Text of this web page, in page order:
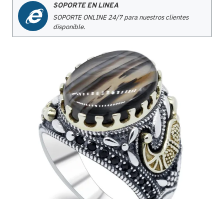
SOPORTE EN LINEA
SOPORTE ONLINE 24/7 para nuestros clientes
disponible.